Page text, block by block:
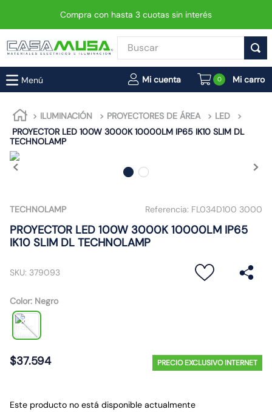
Compra con hasta 3 cuotas sin interés
Buscar
0
ILUMINACIÓN PROYECTORES DE ÁREA
LED
PROYECTOR LED 100W 3000K 10000LM IP65 IK10 SLIM DL
TECHNOLAMP
TECHNOLAMP Referencia: FL034D100 3000
PROYECTOR LED 100W 3000K 10000LM IP65
IK10 SLIM DL TECHNOLAMP
SKU: 379093
Color: Negro
$37.594 PRECIO EXCLUSIVO INTERNET
Este producto no está disponible actualmente
TÉRMINOS MÁS BUSCADOS
1.
enchufe
2.
interruptor
3.
foco
5.
8.